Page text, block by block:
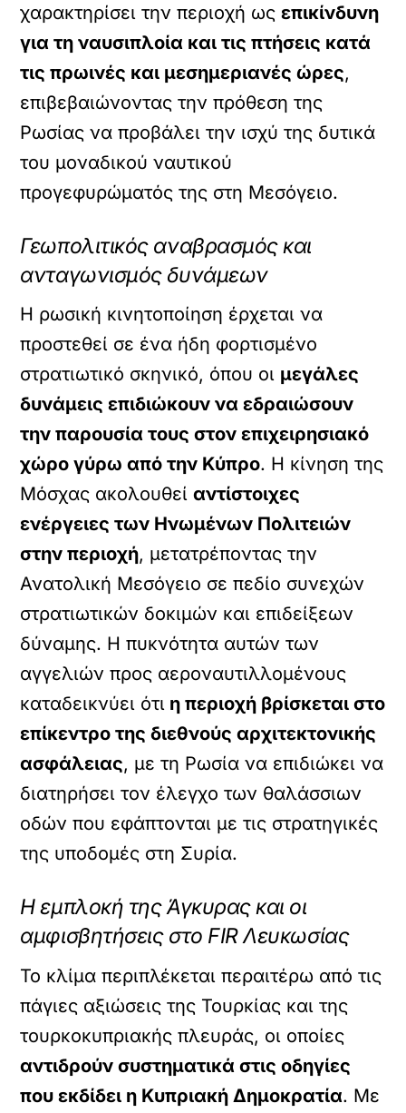
χαρακτηρίσει την περιοχή ωςεπικίνδυνη
για τη ναυσιπλοία και τις πτήσεις κατά
τις πρωινές και μεσημεριανές ώρες,
επιβεβαιώνοντας την πρόθεση της
Ρωσίας να προβάλει την ισχύ της δυτικά
του μοναδικού ναυτικού
προγεφυρώματός της στη Μεσόγειο.
Γεωπολιτικός αναβρασμός και
ανταγωνισμός δυνάμεων
Η ρωσική κινητοποίηση έρχεται να
προστεθεί σε ένα ήδη φορτισμένο
στρατιωτικό σκηνικό, όπου οι μεγάλες
δυνάμεις επιδιώκουν να εδραιώσουν
την παρουσία τους στον επιχειρησιακό
χώρο γύρω από την Κύπρο. Η κίνηση της
Μόσχας ακολουθείαντίστοιχες
ενέργειες των Ηνωμένων Πολιτειών
στην περιοχή, μετατρέποντας την
Ανατολική Μεσόγειο σε πεδίο συνεχών
στρατιωτικών δοκιμών και επιδείξεων
δύναμης. Η πυκνότητα αυτών των
αγγελιών προς αεροναυτιλλομένους
καταδεικνύει ότι η περιοχή βρίσκεται στο
επίκεντρο της διεθνούς αρχιτεκτονικής
ασφάλειας, με τη Ρωσία να επιδιώκει να
διατηρήσει τον έλεγχο των θαλάσσιων
οδών που εφάπτονται με τις στρατηγικές
της υποδομές στη Συρία.
Η εμπλοκή της Άγκυρας και οι
αμφισβητήσεις στο FIR Λευκωσίας
Το κλίμα περιπλέκεται περαιτέρω από τις
πάγιες αξιώσεις της Τουρκίας και της
τουρκοκυπριακής πλευράς, οι οποίες
αντιδρούν συστηματικά στις οδηγίες
που εκδίδει η Κυπριακή Δημοκρατία. Με